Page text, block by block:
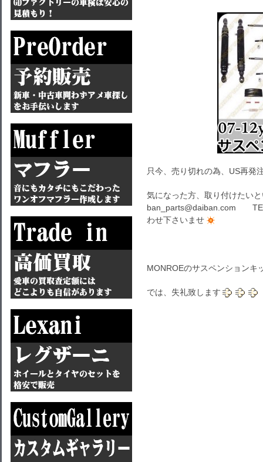
只今、売り切れの為、US再発
気になった方、取り付けたい
ban_parts@daiban.com
わせ下さいませ
MONROEのサスペンションキ
では、失礼致します